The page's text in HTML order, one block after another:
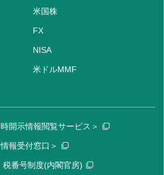
米国株
FX
NISA
米ドルMMF
開示情報閲覧サービス＞
報受付窓口＞
番号制度(内閣官房)